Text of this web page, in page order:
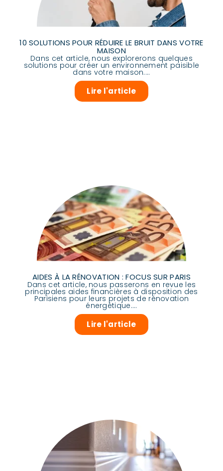
10 SOLUTIONS POUR RÉDUIRE LE BRUIT DANS VOTRE
MAISON
Dans cet article, nous explorerons quelques
solutions pour créer un environnement paisible
dans votre maison....
Lire l'article
AIDES À LA RÉNOVATION : FOCUS SUR PARIS
Dans cet article, nous passerons en revue les
principales aides financières à disposition des
Parisiens pour leurs projets de rénovation
énergétique....
Lire l'article